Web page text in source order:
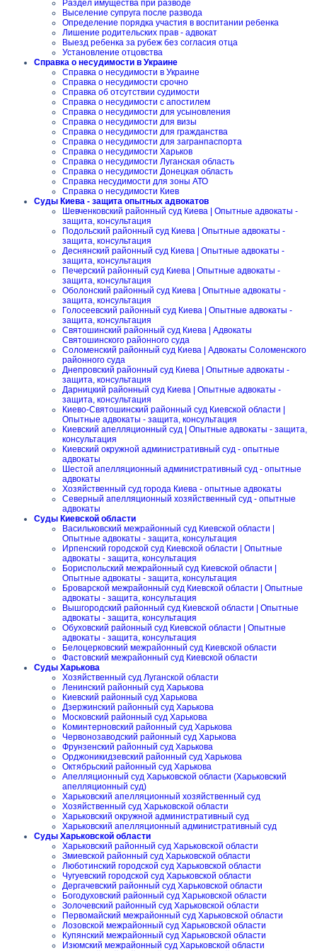
Раздел имущества при разводе
Выселение супруга после развода
Определение порядка участия в воспитании ребенка
Лишение родительских прав - адвокат
Выезд ребенка за рубеж без согласия отца
Установление отцовства
Справка о несудимости в Украине
Справка о несудимости в Украине
Справка о несудимости срочно
Справка об отсутствии судимости
Справка о несудимости с апостилем
Справка о несудимости для усыновления
Справка о несудимости для визы
Справка о несудимости для гражданства
Справка о несудимости для загранпаспорта
Справка о несудимости Харьков
Справка о несудимости Луганская область
Справка о несудимости Донецкая область
Справка несудимости для зоны АТО
Справка о несудимости Киев
Суды Киева - защита опытных адвокатов
Шевченковский районный суд Киева | Опытные адвокаты -
защита, консультация
Подольский районный суд Киева | Опытные адвокаты -
защита, консультация
Деснянский районный суд Киева | Опытные адвокаты -
защита, консультация
Печерский районный суд Киева | Опытные адвокаты -
защита, консультация
Оболонский районный суд Киева | Опытные адвокаты -
защита, консультация
Голосеевский районный суд Киева | Опытные адвокаты -
защита, консультация
Святошинский районный суд Киева | Адвокаты
Святошинского районного суда
Соломенский районный суд Киева | Адвокаты Соломенского
районного суда
Днепровский районный суд Киева | Опытные адвокаты -
защита, консультация
Дарницкий районный суд Киева | Опытные адвокаты -
защита, консультация
Киево-Святошинский районный суд Киевской области |
Опытные адвокаты - защита, консультация
Киевский апелляционный суд | Опытные адвокаты - защита,
консультация
Киевский окружной административный суд - опытные
адвокаты
Шестой апелляционный административный суд - опытные
адвокаты
Хозяйственный суд города Киева - опытные адвокаты
Северный апелляционный хозяйственный суд - опытные
адвокаты
Суды Киевской области
Васильковский межрайонный суд Киевской области |
Опытные адвокаты - защита, консультация
Ирпенский городской суд Киевской области | Опытные
адвокаты - защита, консультация
Бориспольский межрайонный суд Киевской области |
Опытные адвокаты - защита, консультация
Броварской межрайонный суд Киевской области | Опытные
адвокаты - защита, консультация
Вышгородский районный суд Киевской области | Опытные
адвокаты - защита, консультация
Обуховский районный суд Киевской области | Опытные
адвокаты - защита, консультация
Белоцерковский межрайонный суд Киевской области
Фастовский межрайонный суд Киевской области
Суды Харькова
Хозяйственный суд Луганской области
Ленинский районный суд Харькова
Киевский районный суд Харькова
Дзержинский районный суд Харькова
Московский районный суд Харькова
Коминтерновский районный суд Харькова
Червонозаводский районный суд Харькова
Фрунзенский районный суд Харькова
Орджоникидзевский районный суд Харькова
Октябрьский районный суд Харькова
Апелляционный суд Харьковской области (Харьковский
апелляционный суд)
Харьковский апелляционный хозяйственный суд
Хозяйственный суд Харьковской области
Харьковский окружной административный суд
Харьковский апелляционный административный суд
Суды Харьковской области
Харьковский районный суд Харьковской области
Змиевской районный суд Харьковской области
Люботинский городской суд Харьковской области
Чугуевский городской суд Харьковской области
Дергачевский районный суд Харьковской области
Богодуховский районный суд Харьковской области
Золочевский районный суд Харьковской области
Первомайский межрайонный суд Харьковской области
Лозовской межрайонный суд Харьковской области
Купянский межрайонный суд Харьковской области
Изюмский межрайонный суд Харьковской области